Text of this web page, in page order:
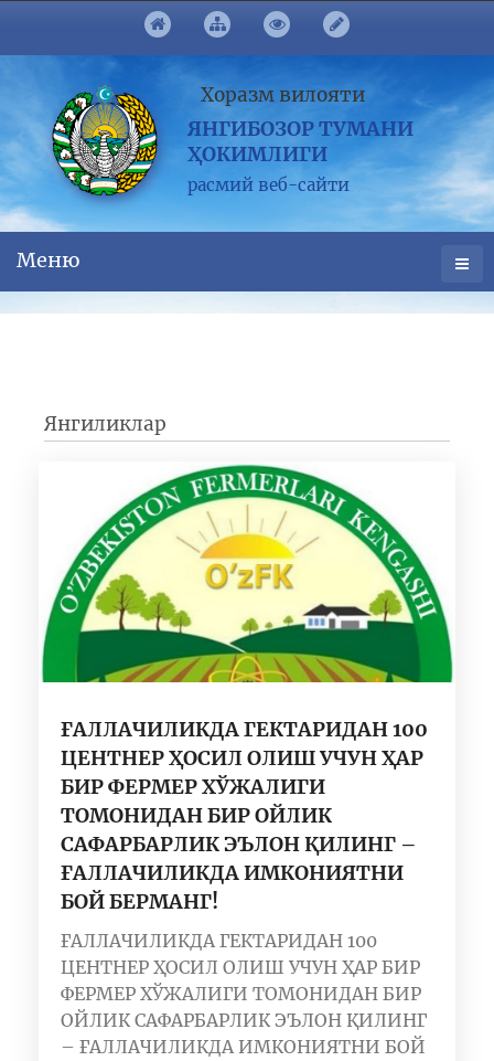
Хоразм вилояти
ЯНГИБОЗОР ТУМАНИ
ҲОКИМЛИГИ
расмий веб-сайти
Меню
Янгиликлар
ҒАЛЛАЧИЛИКДА ГЕКТАРИДАН 100
ЦЕНТНЕР ҲОСИЛ ОЛИШ УЧУН ҲАР
БИР ФЕРМЕР ХЎЖАЛИГИ
ТОМОНИДАН БИР ОЙЛИК
САФАРБАРЛИК ЭЪЛОН ҚИЛИНГ –
ҒАЛЛАЧИЛИКДА ИМКОНИЯТНИ
БОЙ БЕРМАНГ!
ҒАЛЛАЧИЛИКДА ГЕКТАРИДАН 100
ЦЕНТНЕР ҲОСИЛ ОЛИШ УЧУН ҲАР БИР
ФЕРМЕР ХЎЖАЛИГИ ТОМОНИДАН БИР
ОЙЛИК САФАРБАРЛИК ЭЪЛОН ҚИЛИНГ
– ҒАЛЛАЧИЛИКДА ИМКОНИЯТНИ БОЙ